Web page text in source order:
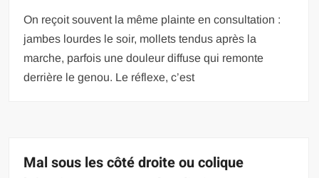
On reçoit souvent la même plainte en consultation :
jambes lourdes le soir, mollets tendus après la
marche, parfois une douleur diffuse qui remonte
derrière le genou. Le réflexe, c’est
Mal sous les côté droite ou colique